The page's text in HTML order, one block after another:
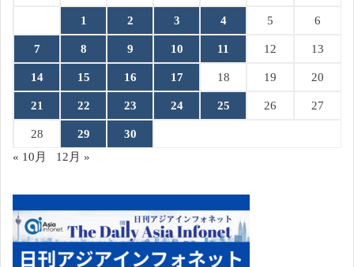
1 2 3 4 5 6
7 8 9 10 11 12 13
14 15 16 17 18 19 20
21 22 23 24 25 26 27
28 29
30
« 10月
12月 »